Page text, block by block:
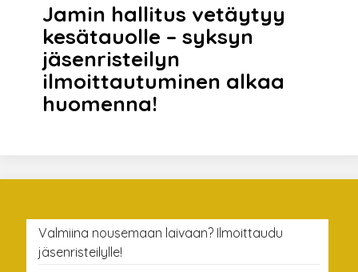
Jamin hallitus vetäytyy
kesätauolle – syksyn
jäsenristeilyn
ilmoittautuminen alkaa
huomenna!
Valmiina nousemaan laivaan? Ilmoittaudu
jäsenristeilylle!